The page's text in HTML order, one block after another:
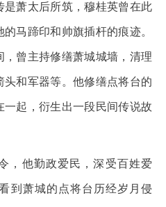
萧太后所筑，穆桂英曾在此
马蹄印和帅旗插杆的痕迹。
曾主持修缮萧城城墙，清理
和军器等。他修缮点将台的
起，衍生出一段民间传说故
，他勤政爱民，深受百姓爱
到萧城的点将台历经岁月侵